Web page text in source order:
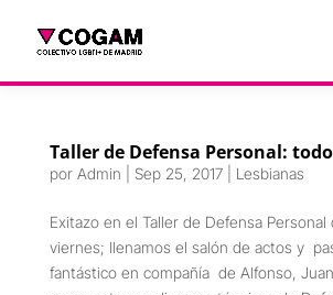
Taller de Defensa Personal:
por Admin Sep 25, 2017| Lesbianas
Exitazo en el Taller de Defensa Personal
viernes; llenamos el salón de actos y
fantástico en compañía de Alfonso,